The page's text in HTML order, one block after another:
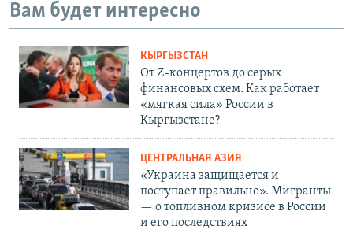
Вам будет интересно
КЫРГЫЗСТАН
От Z-концертов до серых
финансовых схем. Как работает
«мягкая сила» России в
Кыргызстане?
ЦЕНТРАЛЬНАЯ АЗИЯ
«Украина защищается и
поступает правильно». Мигранты
— о топливном кризисе в России
и его последствиях